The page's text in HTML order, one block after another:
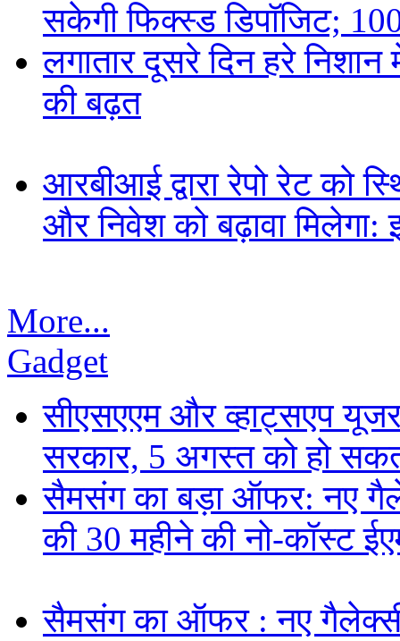
सकेगी फिक्स्ड डिपॉजिट;
लगातार दूसरे दिन हरे
की बढ़त
आरबीआई द्वारा रेपो रेट को
और निवेश को बढ़ावा मिलेगा:
More...
Gadget
सीएसएएम और व्हाट्सएप
सरकार, 5 अगस्त को हो
सैमसंग का बड़ा ऑफर: नए
की 30 महीने की नो-कॉस्ट
सैमसंग का ऑफर : नए